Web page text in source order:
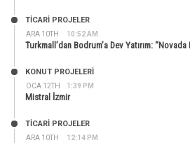
ARA 10TH 10:52 AM
TİCARİ PROJELER
Turkmall’dan Bodrum’a Dev Yatırım: “Novada
OCA 12TH 1:39 PM
KONUT PROJELERI
Mistral İzmir
ARA 10TH 12:14 PM
TİCARİ PROJELER